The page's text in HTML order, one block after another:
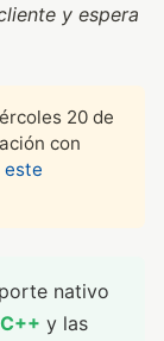
y espera
20 de
con
este
nativo
y las